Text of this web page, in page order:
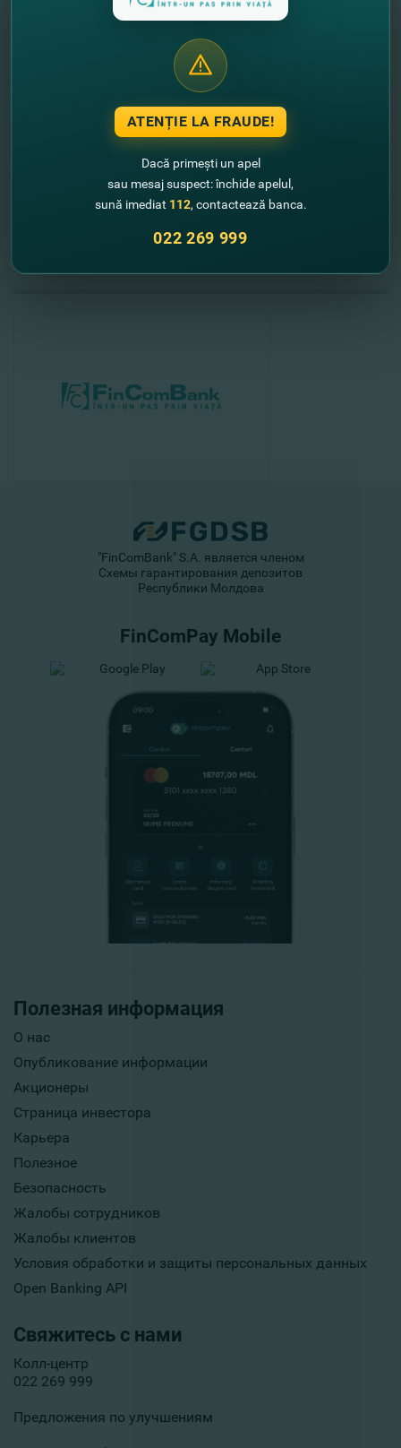
об
условия принятия депозитов от
20 мая 2021г.
Информация о действующих депозитах юридических лиц
команда FinComBank
//
Полезная информация
О нас
Опубликование информации
Акционеры
Страница инвестора
Карьера
Полезное
Безопасность
Жалобы сотрудников
Жалобы клиентов
Условия обработки и защиты персональных данных
Open Banking API
Свяжитесь с нами
Колл-центр
022 269 999
Предложения по улучшениям
"FinComBank" S.A. является членом
Схемы гарантирования депозитов
Республики Молдова
FinComPay Mobile
ATENȚIE LA FRAUDE!
Dacă primești un apel
sau mesaj suspect: închide apelul,
sună imediat 112, contactează banca.
022 269 999